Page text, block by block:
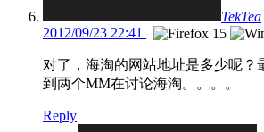
TekTea
2012/09/23 22:41
对了，海淘的网站地址是多少呢？
到两个MM在讨论海淘。。。。
Reply